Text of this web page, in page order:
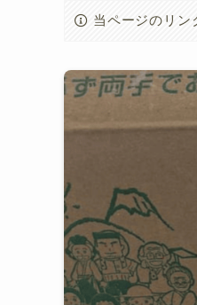
当ページのリン